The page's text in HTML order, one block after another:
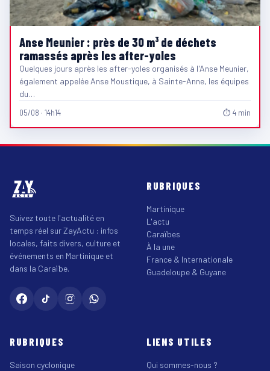
Anse Meunier : près de 30 m³ de déchets
ramassés après les after-yoles
Quelques jours après les after-yoles organisés à l'Anse Meunier,
également appelée Anse Moustique, à Sainte-Anne, les équipes
du…
05/08 · 14h14 ⏱ 4 min
Suivez toute l'actualité en
temps réel sur ZayActu : infos
locales, faits divers, culture et
événements en Martinique et
dans la Caraïbe.
RUBRIQUES
Martinique
L'actu
Caraïbes
À la une
France & Internationale
Guadeloupe & Guyane
RUBRIQUES
Saison cyclonique
LIENS UTILES
Qui sommes-nous ?